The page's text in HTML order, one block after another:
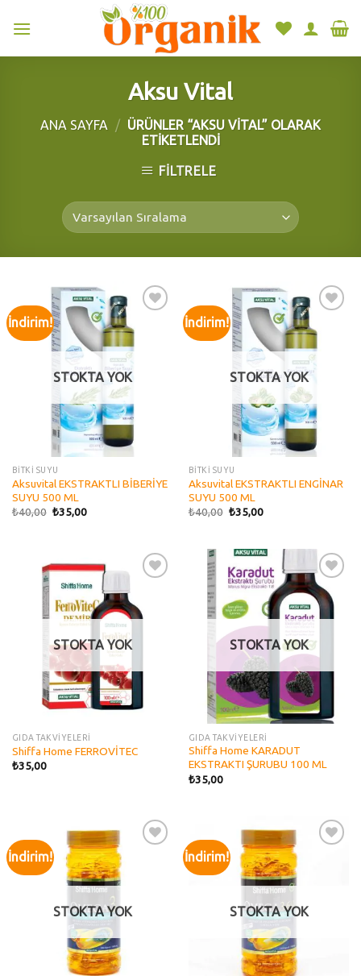
Aksu Vital
ANA SAYFA / ÜRÜNLER “AKSU VITAL” OLARAK
ETIKETLENDI
FILTRELE
İndirim!
wishlist
STOKTA YOK
BİTKİ SUYU
Aksuvital EKSTRAKTLI BİBERİYE
SUYU 500 ML
₺40,00 ₺35,00
İndirim!
wishlist
STOKTA YOK
BİTKİ SUYU
Aksuvital EKSTRAKTLI ENGİNAR
SUYU 500 ML
₺40,00 ₺35,00
STOKTA YOK
GIDA TAKVİYELERİ
Shiffa Home FERROVİTEC
₺35,00
Add to
wishlist
STOKTA YOK
GIDA TAKVİYELERİ
Shiffa Home KARADUT
EKSTRAKTI ŞURUBU 100 ML
₺35,00
İndirim!
STOKTA YOK
İndirim!
STOKTA YOK